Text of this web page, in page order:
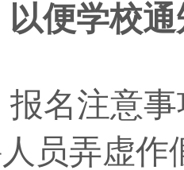
便学校
报名注意
员弄虚作